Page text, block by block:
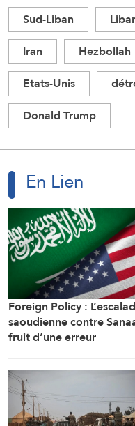
Sud-Liban
Iran
Hezbollah
Etats-Unis
Donald Trump
En Lien
Foreign Policy :
saoudienne contre
fruit d’une erreur